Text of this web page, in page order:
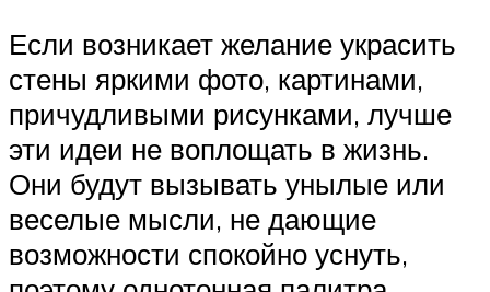
Если возникает желание украсить
стены яркими фото, картинами,
причудливыми рисунками, лучше
эти идеи не воплощать в жизнь.
Они будут вызывать унылые или
веселые мысли, не дающие
возможности спокойно уснуть,